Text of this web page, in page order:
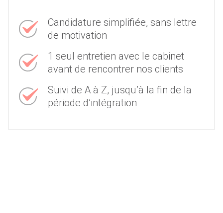
Candidature simplifiée, sans lettre
de motivation
1 seul entretien avec le cabinet
avant de rencontrer nos clients
Suivi de A à Z, jusqu’à la fin de la
période d’intégration